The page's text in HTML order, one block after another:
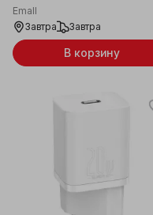
Emall
Завтра
Завтра
В корзину